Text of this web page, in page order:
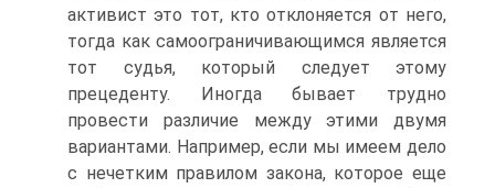
активист это тот, кто отклоняется от него,
тогда как самоограничивающимся является
тот судья, который следует этому
прецеденту. Иногда бывает трудно
провести различие между этими двумя
вариантами. Например, если мы имеем дело
с нечетким правилом закона, которое еще